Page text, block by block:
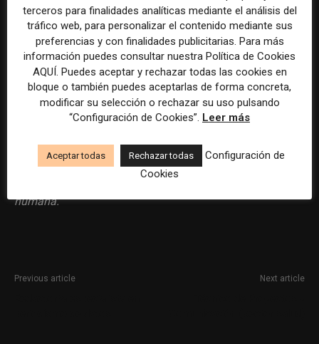
Por favor, para solicitar este trabajo visita
www.linkedin.com.
La selección y el tratamiento de la información de estas
ofertas se ha realizado con la asistencia de herramientas
de inteligencia artificial, siempre bajo supervisión
humana.
Previous article Next article
terceros para finalidades analíticas mediante el análisis del
tráfico web, para personalizar el contenido mediante sus
preferencias y con finalidades publicitarias. Para más
información puedes consultar nuestra Política de Cookies
AQUÍ. Puedes aceptar y rechazar todas las cookies en
bloque o también puedes aceptarlas de forma concreta,
modificar su selección o rechazar su uso pulsando
“Configuración de Cookies”. Leer más
Aceptar todas Rechazar todas
Configuración de
Cookies